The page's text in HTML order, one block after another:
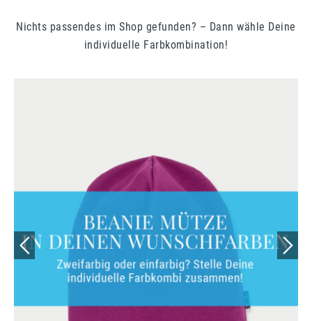
Nichts passendes im Shop gefunden? – Dann wähle Deine
individuelle Farbkombination!